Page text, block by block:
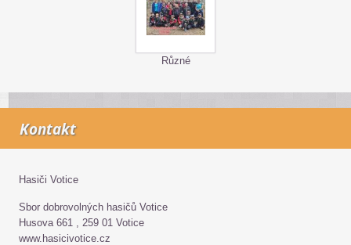
Různé
Kontakt
Hasiči Votice
Sbor dobrovolných hasičů Votice
Husova 661 , 259 01 Votice
www.hasicivotice.cz